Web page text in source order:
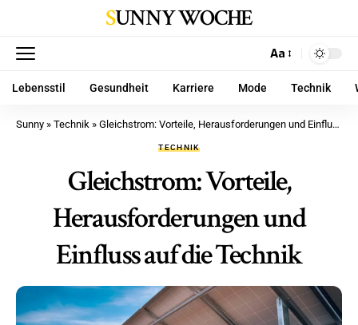
SUNNY WOCHE
Aa
Lebensstil Gesundheit Karriere Mode Technik
Sunny » Technik » Gleichstrom: Vorteile, Herausforderungen und Einfluss auf die Technik
TECHNIK
Gleichstrom: Vorteile,
Herausforderungen und
Einfluss auf die Technik